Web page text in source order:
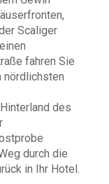
Scaliger
fahren Sie
nördlichsten
des
durch die
in Ihr Hotel.